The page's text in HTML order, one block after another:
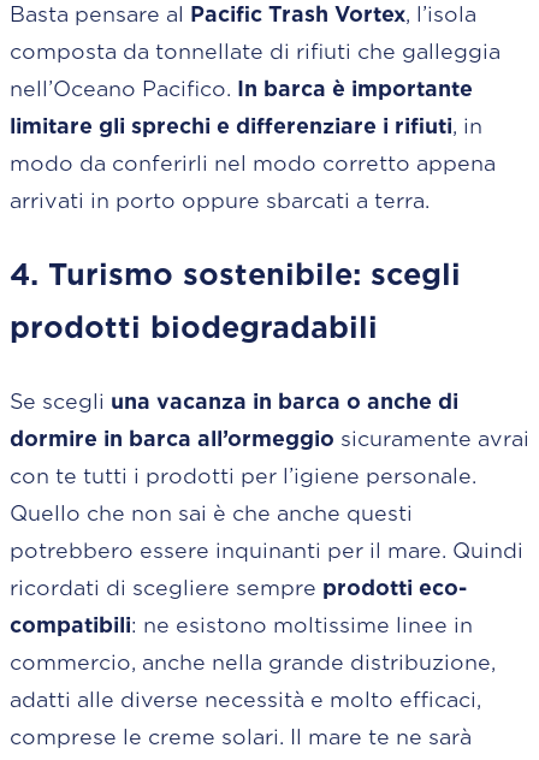
Basta pensare al Pacific Trash Vortex, l’isola
composta da tonnellate di rifiuti che galleggia
nell’Oceano Pacifico. In barca è importante
limitare gli sprechi e differenziare i rifiuti, in
modo da conferirli nel modo corretto appena
arrivati in porto oppure sbarcati a terra.
4. Turismo sostenibile: scegli
prodotti biodegradabili
Se scegli una vacanza in barca o anche di
dormire in barca all’ormeggio sicuramente avrai
con te tutti i prodotti per l’igiene personale.
Quello che non sai è che anche questi
potrebbero essere inquinanti per il mare. Quindi
ricordati di scegliere sempre prodotti eco-
compatibili: ne esistono moltissime linee in
commercio, anche nella grande distribuzione,
adatti alle diverse necessità e molto efficaci,
comprese le creme solari. Il mare te ne sarà